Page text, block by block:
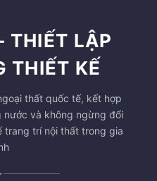
THIẾT LẬP
THIẾT KẾ
thất quốc tế, kết hợp
và không ngừng đổi
trang trí nội thất trong gia